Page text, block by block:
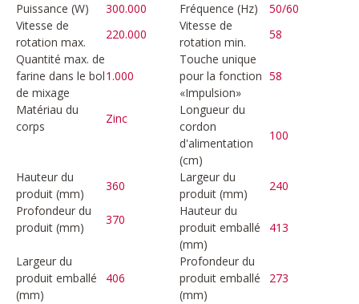
Puissance (W) 300.000 Fréquence (Hz)
50/60
Vitesse de
rotation max.
220.000
Vitesse de
rotation min.
58
Quantité max. de
farine dans le bol
de mixage
1.000
Touche unique
pour la fonction
«Impulsion»
58
Matériau du
corps
Zinc
Longueur du
cordon
d'alimentation
(cm)
100
Hauteur du
produit (mm)
360
Largeur du
produit (mm)
240
Profondeur du
produit (mm)
370
Hauteur du
produit emballé
(mm)
413
Largeur du
produit emballé
(mm)
406
Profondeur du
produit emballé
(mm)
273